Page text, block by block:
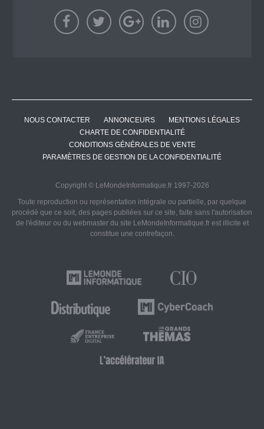
NOUS CONTACTER ANNONCEURS
MENTIONS LÉGALES
CHARTE DE CONFIDENTIALITÉ
CONDITIONS GÉNÉRALES DE VENTE
PARAMÈTRES DE GESTION DE LA CONFIDENTIALITÉ
Copyright © LeMondeInformatique.fr 1997-2026
Toute reproduction ou représentation intégrale ou partielle, par quelque
procédé que ce soit, des pages publiées sur ce site, faite sans l'autorisation
de l'éditeur ou du webmaster du site LeMondeInformatique.fr est illicite et
constitue une contrefaçon.